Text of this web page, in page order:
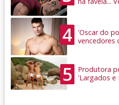
4
'Oscar do
vencedores
5
Produtora
'Largados e